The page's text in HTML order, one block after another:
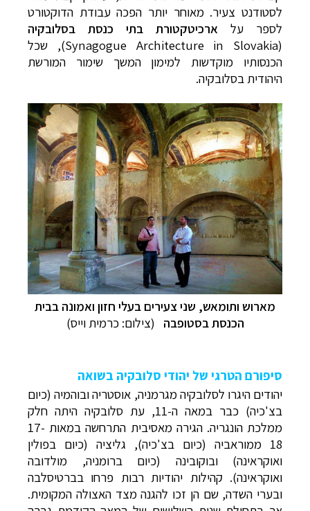
לסטודנט צעיר. מאוחר יותר הפכה עבודת הדוקטורט
לספר על ארכיטקטורת
בתי כנסת בסלובקיה
(
Synagogue Architecture in Slovakia), שכל
הכנסותיו מוקדשות למימון המשך שימור המורשת
היהודית בסלובקיה.
מארוש ותומאש, שני צעירים בעלי חזון ואמונה בבית
הכנסת בסטופבה
(צילום: כרמית וייס)
סיפורם הטרגי של יהודי סלובקיה בשואה
יהודים היגרו לסלובקיה מגרמניה, אוסטריה ובוהמיה (כיום
בצ'כיה) כבר במאה ה-11, עת סלובקיה היתה חלק
ממלכת הונגריה. הגירה מאסיבית התרחשה במאות 17-
18 ממוראביה (כיום בצ'כיה), גליציה (כיום בפולין
ואוקראינה) ובוקובינה (כיום ברומניה, מולדובה
ואוקראינה). קהילות יהודיות רבות פרחו בברטיסלבה
ובערי השדה, שם הן זכו להגנה מצד האצולה המקומית.